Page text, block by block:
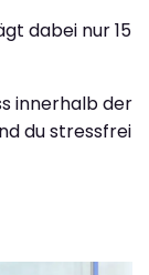
dabei nur 15
innerhalb der
du stressfrei